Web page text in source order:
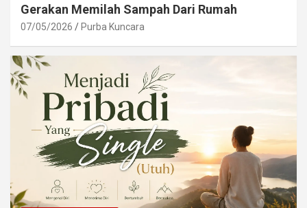
Gerakan Memilah Sampah Dari Rumah
07/05/2026 Purba Kuncara